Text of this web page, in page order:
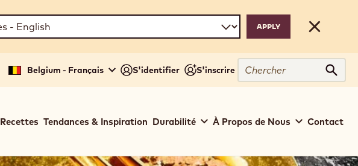
Close
Belgium - Français S'identifier S'inscrire
Chercher
Recettes Tendances & Inspiration Durabilité À Propos de Nous Contact